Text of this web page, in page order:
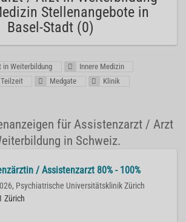
Stellenangebote in
Basel-Stadt (0)
Weiterbildung
Innere Medizin
Teilzeit Medgate
Klinik
für Assistenzarzt / Arzt
in Schweiz.
/ Assistenzarzt 80% - 100%
Psychiatrische Universitätsklinik Zürich
Zürich